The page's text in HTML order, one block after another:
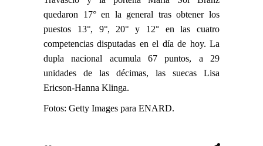
quedaron 17° en la general tras obtener los
puestos 13°, 9°, 20° y 12° en las cuatro
competencias disputadas en el día de hoy. La
dupla nacional acumula 67 puntos, a 29
unidades de las décimas, las suecas Lisa
Ericson-Hanna Klinga.
Fotos: Getty Images para ENARD.